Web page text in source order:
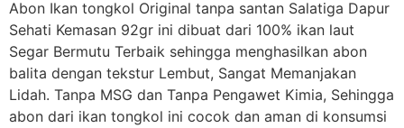
Abon Ikan tongkol Original tanpa santan Salatiga Dapur
Sehati Kemasan 92gr ini dibuat dari 100% ikan laut
Segar Bermutu Terbaik sehingga menghasilkan abon
balita dengan tekstur Lembut, Sangat Memanjakan
Lidah. Tanpa MSG dan Tanpa Pengawet Kimia, Sehingga
abon dari ikan tongkol ini cocok dan aman di konsumsi